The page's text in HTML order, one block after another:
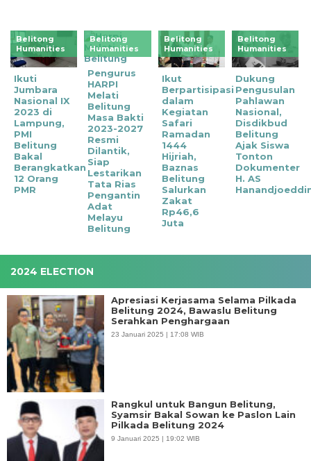
Belitong
Humanities
Ikuti
Jumbara
Nasional IX
2023 di
Lampung,
PMI
Belitung
Bakal
Berangkatkan
12 Orang
PMR
Belitong
Humanities
Pengurus
HARPI
Melati
Belitung
Masa Bakti
2023-2027
Resmi
Dilantik,
Siap
Lestarikan
Tata Rias
Pengantin
Adat
Melayu
Belitung
Belitong
Humanities
Ikut
Berpartisipasi
dalam
Kegiatan
Safari
Ramadan
1444
Hijriah,
Baznas
Belitung
Salurkan
Zakat
Rp46,6
Juta
Belitong
Humanities
‎Dukung
Pengusulan
Pahlawan
Nasional,
Disdikbud
Belitung
Ajak Siswa
Tonton
Dokumenter
H. AS
2024 ELECTION
Apresiasi Kerjasama Selama Pilkada
Belitung 2024, Bawaslu Belitung
Serahkan Penghargaan
23 Januari 2025 | 17:08 WIB
Rangkul untuk Bangun Belitung,
Syamsir Bakal Sowan ke Paslon Lain
Pilkada Belitung 2024
9 Januari 2025 | 19:02 WIB